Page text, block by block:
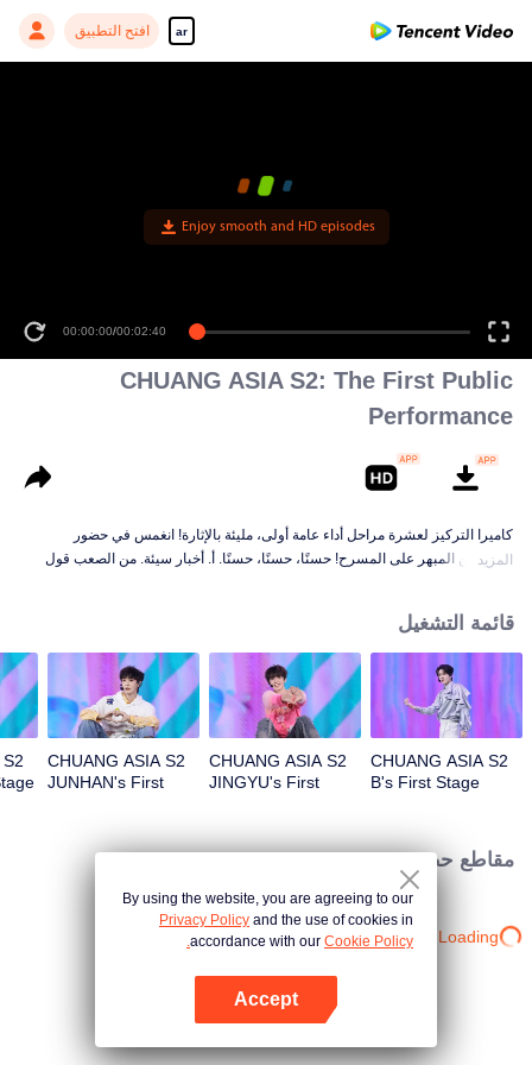
ar افتح التطبيق
Enjoy smooth and HD episodes
00:00:00/00:02:40
CHUANG ASIA S2: The First Public
Performance
كاميرا التركيز لعشرة مراحل أداء عامة أولى، مليئة بالإثارة! انغمس في حضور
المتدربين المبهر على المسرح! حسنًا، حسنًا، حسنًا. أ. أخبار سيئة. من الصعب قول
المزيد
قائمة التشغيل
CHUANG ASIA S2
B's First Stage
CHUANG ASIA S2
JINGYU's First
CHUANG ASIA S2
JUNHAN's First
مقاطع حصرية
Loading…
By using the website, you are agreeing to our
Privacy Policy and the use of cookies in
accordance with our Cookie Policy.
Accept